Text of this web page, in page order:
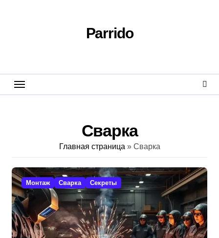
Parrido
Сварка
Главная страница » Сварка
Монтаж Сварка Секреты